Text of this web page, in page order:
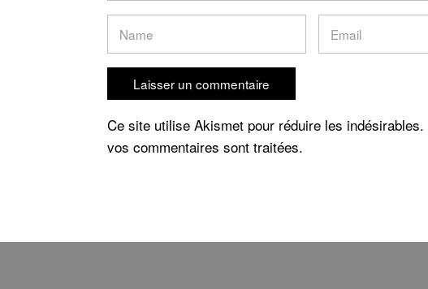
Ce site utilise Akismet pour réduire les indésirables.
vos commentaires sont traitées.